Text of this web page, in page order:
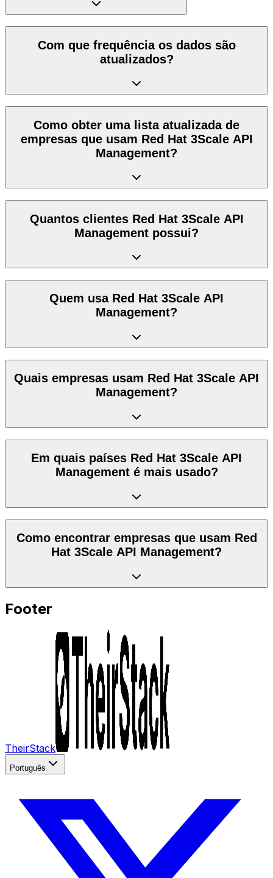
Com que frequência os dados são
atualizados?
Como obter uma lista atualizada de
empresas que usam Red Hat 3Scale API
Management?
Quantos clientes Red Hat 3Scale API
Management possui?
Quem usa Red Hat 3Scale API
Management?
Quais empresas usam Red Hat 3Scale API
Management?
Em quais países Red Hat 3Scale API
Management é mais usado?
Como encontrar empresas que usam Red
Hat 3Scale API Management?
Footer
TheirStack
Português